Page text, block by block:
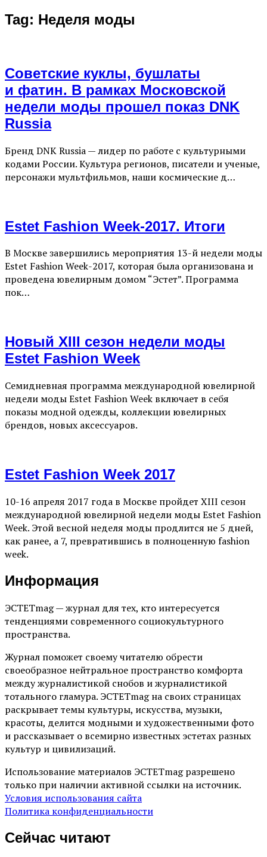
Tag: Неделя моды
Советские куклы, бушлаты
и фатин. В рамках Московской
недели моды прошел показ DNK
Russia
Бренд DNK Russia — лидер по работе с культурными
кодами России. Культура регионов, писатели и ученые,
персонажи мультфильмов, наши космические д…
Estet Fashion Week-2017. Итоги
В Москве завершились мероприятия 13-й недели моды
Estet Fashion Week-2017, которая была организована и
проведена ювелирным домом “Эстет”. Программа
пок…
Новый XIII сезон недели моды
Estet Fashion Week
Семидневная программа международной ювелирной
недели моды Estet Fashion Week включает в себя
показы модной одежды, коллекции ювелирных
брендов, новых аксессуаров.
Estet Fashion Week 2017
10-16 апреля 2017 года в Москве пройдет XIII сезон
международной ювелирной недели моды Estet Fashion
Week. Этой весной неделя моды продлится не 5 дней,
как ранее, а 7, превратившись в полноценную fashion
week.
Информация
ЭСТЕТmag — журнал для тех, кто интересуется
тенденциями современного социокультурного
пространства.
Журнал поможет своему читателю обрести
своеобразное нейтральное пространство комфорта
между журналистикой снобов и журналистикой
тотального гламура. ЭСТЕТmag на своих страницах
раскрывает темы культуры, искусства, музыки,
красоты, делится модными и художественными фото
и рассказывает о всемирно известных эстетах разных
культур и цивилизаций.
Использование материалов ЭСТЕТmag разрешено
только при наличии активной ссылки на источник.
Условия использования сайта
Политика конфиденциальности
Сейчас читают